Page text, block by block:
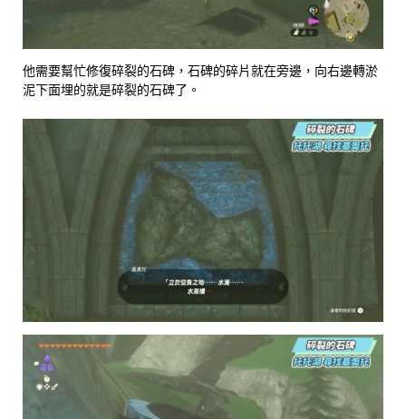
他需要幫忙修復碎裂的石碑，石碑的碎片就在旁邊，向右邊轉淤
泥下面埋的就是碎裂的石碑了。